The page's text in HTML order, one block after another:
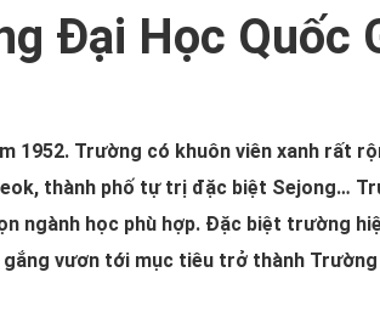
Đại Học Quốc
1952. Trường có khuôn viên xanh rất
thành phố tự trị đặc biệt Sejong…
ngành học phù hợp. Đặc biệt trường
vươn tới mục tiêu trở thành